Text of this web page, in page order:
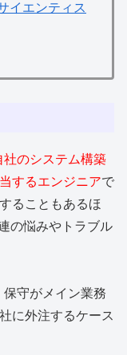
イエンティス
社のシステム構築
するエンジニアで
ることもあるほ
の悩みやトラブル
守がメイン業務
に外注するケース